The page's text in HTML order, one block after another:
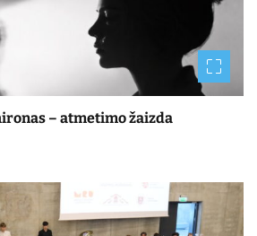
– atmetimo žaizda